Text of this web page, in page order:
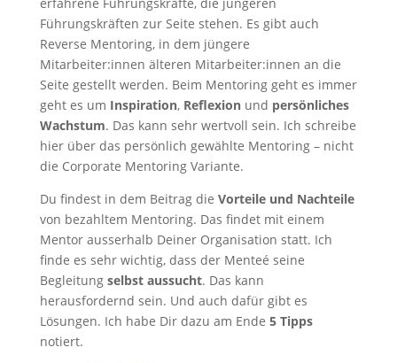
Führungskräften zur Seite stehen. Es gibt auch
Reverse Mentoring, in dem jüngere
Mitarbeiter:innen älteren Mitarbeiter:innen an die
Seite gestellt werden. Beim Mentoring geht es immer
geht es um Inspiration, Reflexionund persönliches
Wachstum. Das kann sehr wertvoll sein. Ich schreibe
hier über das persönlich gewählte Mentoring – nicht
die Corporate Mentoring Variante.
Du findest in dem Beitrag die Vorteile und Nachteile
von bezahltem Mentoring. Das findet mit einem
Mentor ausserhalb Deiner Organisation statt. Ich
finde es sehr wichtig, dass der Menteé seine
Begleitung selbst aussucht. Das kann
herausfordernd sein. Und auch dafür gibt es
Lösungen. Ich habe Dir dazu am Ende 5 Tipps
notiert.